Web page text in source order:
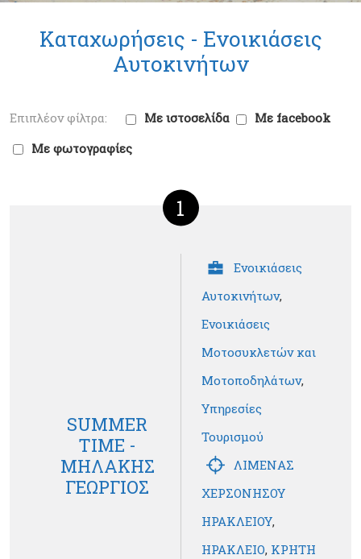
Καταχωρήσεις - Ενοικιάσεις
Αυτοκινήτων
Με ιστοσελίδα
Με facebook
Με φωτογραφίες
1
SUMMER
TIME -
ΜΗΛΑΚΗΣ
ΓΕΩΡΓΙΟΣ
Ενοικιάσεις
Αυτοκινήτων,
Ενοικιάσεις
Μοτοσυκλετών και
Μοτοποδηλάτων,
Υπηρεσίες
Τουρισμού
ΛΙΜΕΝΑΣ
ΧΕΡΣΟΝΗΣΟΥ
ΗΡΑΚΛΕΙΟΥ,
ΗΡΑΚΛΕΙΟ, ΚΡΗΤΗ